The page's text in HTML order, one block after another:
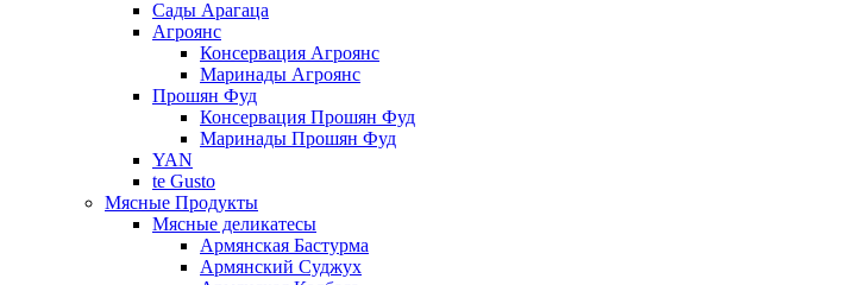
Сады Арагаца
Агроянс
Консервация Агроянс
Маринады Агроянс
Прошян Фуд
Консервация Прошян Фуд
Маринады Прошян Фуд
YAN
te Gusto
Мясные Продукты
Мясные деликатесы
Армянская Бастурма
Армянский Суджух